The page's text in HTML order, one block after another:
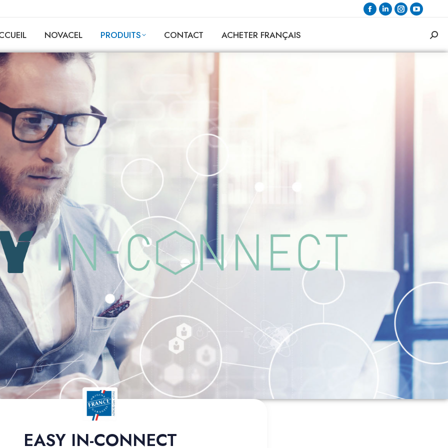
NOVACEL PRODUITS CONTACT ACHETER FRANÇAIS
EASY IN-CONNECT